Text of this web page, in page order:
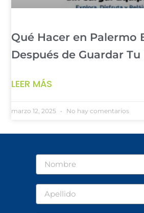
Qué Hacer en Palermo
Después de Guardar
LEER MÁS
marzo 12, 2025 No hay comentarios
Nombre
Apellido